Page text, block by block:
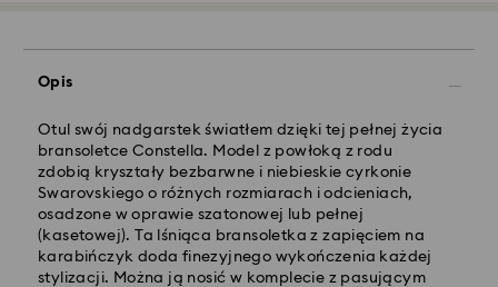
Opis
Otul swój nadgarstek światłem dzięki tej pełnej życia
bransoletce Constella. Model z powłoką z rodu
zdobią kryształy bezbarwne i niebieskie cyrkonie
Swarovskiego o różnych rozmiarach i odcieniach,
osadzone w oprawie szatonowej lub pełnej
(kasetowej). Ta lśniąca bransoletka z zapięciem na
karabińczyk doda finezyjnego wykończenia każdej
stylizacji. Można ją nosić w komplecie z pasującym
godziny 10:00 czasu CET zostaną przetworzone i
Standardowy czas dostawy: 3 dni robocze po
przetworzeniu i wysyłce
Koszt dostawy standardowej: 25 PLN
Bezpłatna standardowa wysyłka dla zamówień
powyżej 420 PLN
Dostawy ekspresowej -FedEx